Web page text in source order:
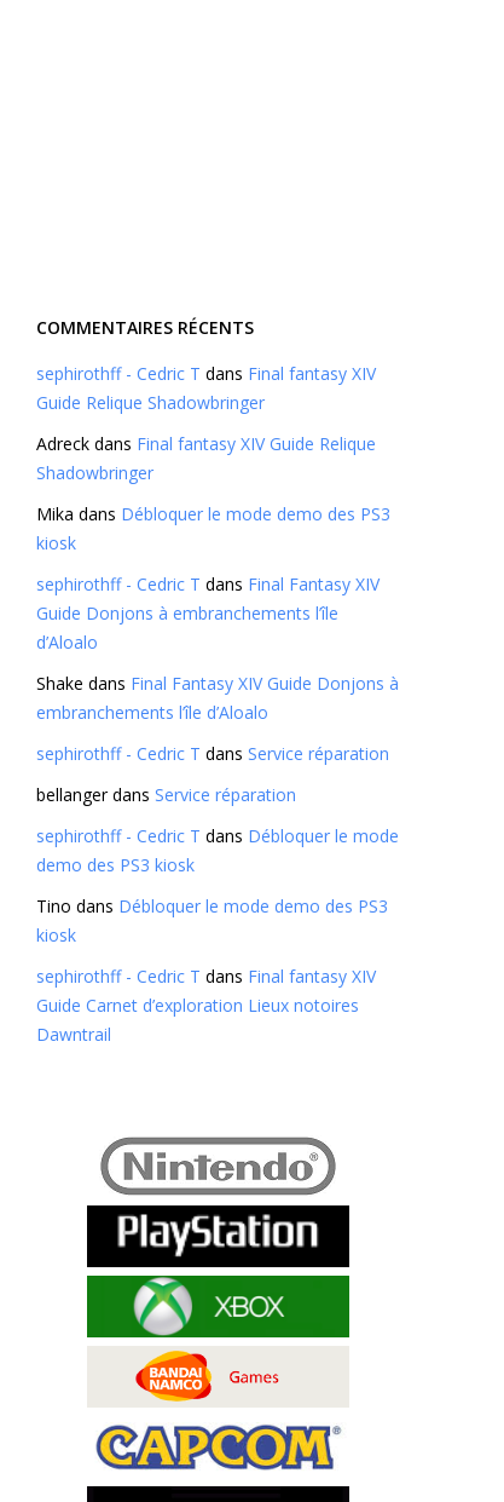
COMMENTAIRES RÉCENTS
sephirothff - Cedric T dans Final fantasy XIV
Guide Relique Shadowbringer
Adreck dans Final fantasy XIV Guide Relique
Shadowbringer
Mika dans Débloquer le mode demo des PS3
kiosk
sephirothff - Cedric T dans Final Fantasy XIV
Guide Donjons à embranchements l’île
d’Aloalo
Shake dans Final Fantasy XIV Guide Donjons à
embranchements l’île d’Aloalo
sephirothff - Cedric T dans Service réparation
bellangerdans Service réparation
sephirothff - Cedric T dans Débloquer le mode
demo des PS3 kiosk
Tino dans Débloquer le mode demo des PS3
kiosk
sephirothff - Cedric T dans Final fantasy XIV
Guide Carnet d’exploration Lieux notoires
Dawntrail